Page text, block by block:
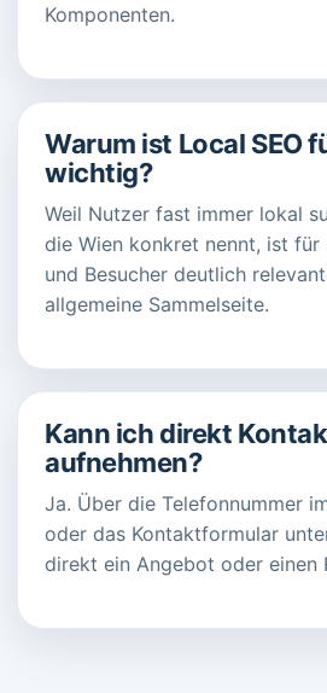
Komponenten.
Warum ist Local SEO
wichtig?
Weil Nutzer fast immer lokal
die Wien konkret nennt, ist für
und Besucher deutlich
allgemeine Sammelseite.
Kann ich direkt
aufnehmen?
Ja. Über die Telefonnummer
oder das Kontaktformular
direkt ein Angebot oder einen